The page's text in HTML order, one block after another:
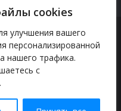
cookies
улучшения вашего
персонализированной
нашего трафика.
с
СОМ КВЦ